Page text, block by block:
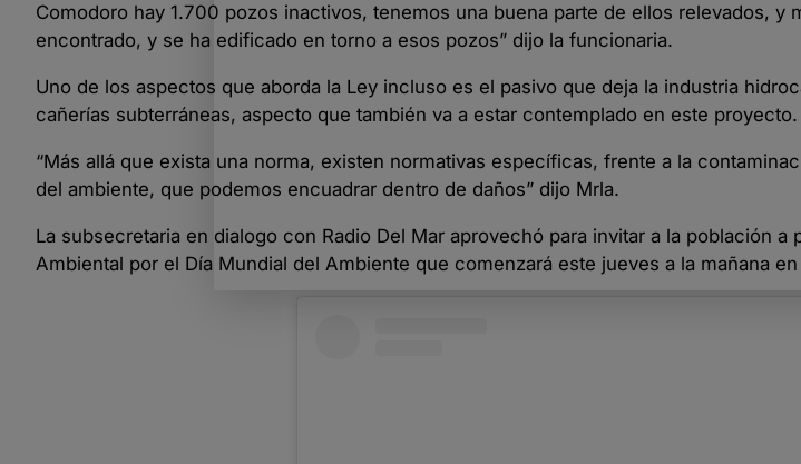
Comodoro hay 1.700 pozos inactivos, tenemos una buena parte de ellos relevados, y
encontrado, y se ha edificado en torno a esos pozos” dijo la funcionaria.
Uno de los aspectos que aborda la Ley incluso es el pasivo que deja la industria
cañerías subterráneas, aspecto que también va a estar contemplado en este proyecto.
“Más allá que exista una norma, existen normativas específicas, frente a la
del ambiente, que podemos encuadrar dentro de daños” dijo Mrla.
La subsecretaria en dialogo con Radio Del Mar aprovechó para invitar a la población a
Ambiental por el Día Mundial del Ambiente que comenzará este jueves a la mañana